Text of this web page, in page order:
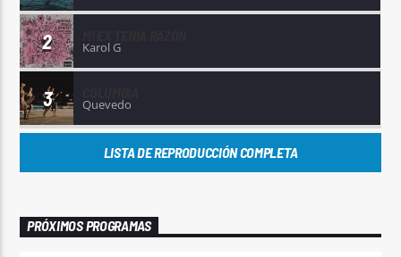
2 Karol G
3 Quevedo
LISTA DE REPRODUCCIÓN COMPLETA
PRÓXIMOS PROGRAMAS